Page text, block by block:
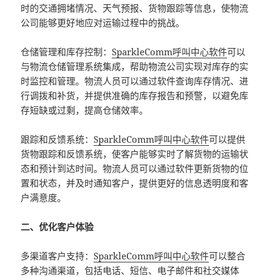
时的交通拥堵情况、天气预报、货物跟踪等信息，使物流
公司能够更好地应对运输过程中的挑战。
仓储管理和库存控制：SparkleComm呼叫中心软件可以
与物流仓储管理系统集成，帮助物流公司实现对库存的实
时监控和管理。物流人员可以通过软件查询库存情况、进
行调拨和补货，并提供准确的库存报告和预警，以避免库
存短缺或过剩，提高仓储效率。
跟踪和反馈系统：SparkleComm呼叫中心软件可以提供
货物跟踪和反馈系统，使客户能够实时了解货物的运输状
态和预计到达时间。物流人员可以通过软件更新货物的位
置和状态，并及时通知客户，提供更好的信息透明度和客
户满意度。
二、优化客户体验
多渠道客户支持：SparkleComm呼叫中心软件可以整合
多种沟通渠道，包括电话、短信、电子邮件和社交媒体